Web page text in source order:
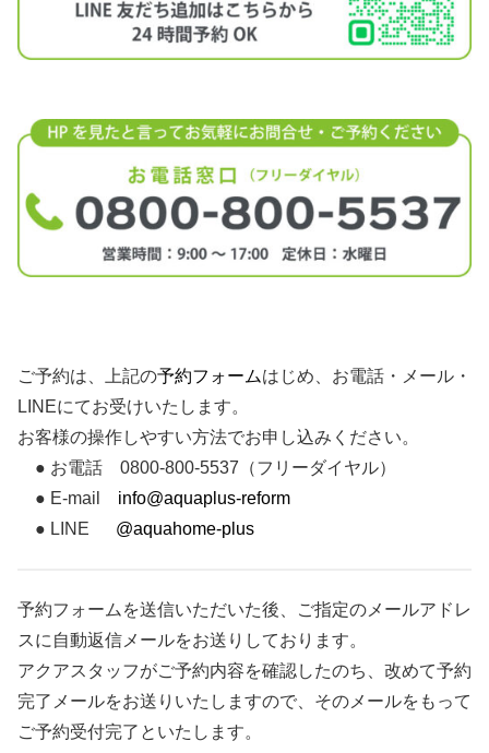
ご予約は、上記の予約フォームはじめ、お電話・メール・
LINEにてお受けいたします。
お客様の操作しやすい方法でお申し込みください。
● お電話 0800-800-5537（フリーダイヤル）
● E-mail info@aquaplus-reform
● LINE @aquahome-plus
予約フォームを送信いただいた後、ご指定のメールアドレ
スに自動返信メールをお送りしております。
アクアスタッフがご予約内容を確認したのち、改めて予約
完了メールをお送りいたしますので、そのメールをもって
ご予約受付完了といたします。